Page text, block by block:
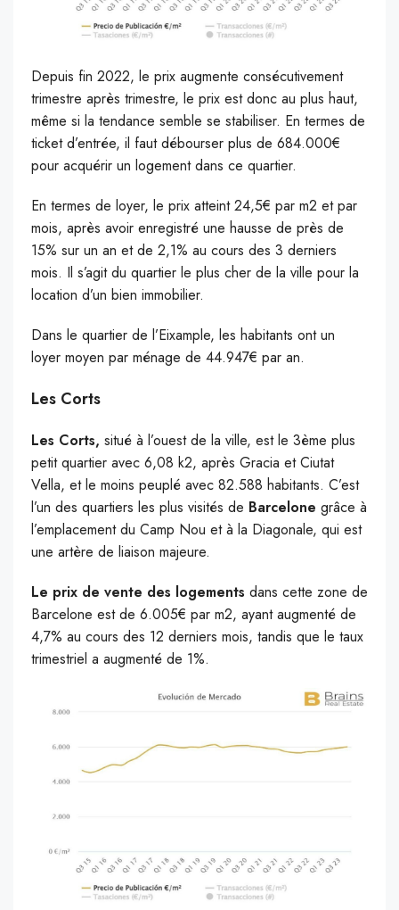
Depuis fin 2022, le prix augmente consécutivement
trimestre après trimestre, le prix est donc au plus haut,
même si la tendance semble se stabiliser. En termes de
ticket d’entrée, il faut débourser plus de 684.000€
pour acquérir un logement dans ce quartier.
En termes de loyer, le prix atteint 24,5€ par m2 et par
mois, après avoir enregistré une hausse de près de
15% sur un an et de 2,1% au cours des 3 derniers
mois. Il s’agit du quartier le plus cher de la ville pour la
location d’un bien immobilier.
Dans le quartier de l’Eixample, les habitants ont un
loyer moyen par ménage de 44.947€ par an.
Les Corts
Les Corts, situé à l’ouest de la ville, est le 3ème plus
petit quartier avec 6,08 k2, après Gracia et Ciutat
Vella, et le moins peuplé avec 82.588 habitants. C’est
l’un des quartiers les plus visités de Barcelone grâce à
l’emplacement du Camp Nou et à la Diagonale, qui est
une artère de liaison majeure.
Le prix de vente des logements dans cette zone de
Barcelone est de 6.005€ par m2, ayant augmenté de
4,7% au cours des 12 derniers mois, tandis que le taux
trimestriel a augmenté de 1%.